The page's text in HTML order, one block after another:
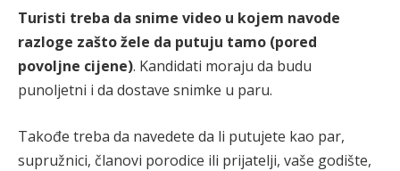
Turisti treba da snime video u kojem navode
razloge zašto žele da putuju tamo (pored
povoljne cijene). Kandidati moraju da budu
punoljetni i da dostave snimke u paru.
Takođe treba da navedete da li putujete kao par,
supružnici, članovi porodice ili prijatelji, vaše godište,